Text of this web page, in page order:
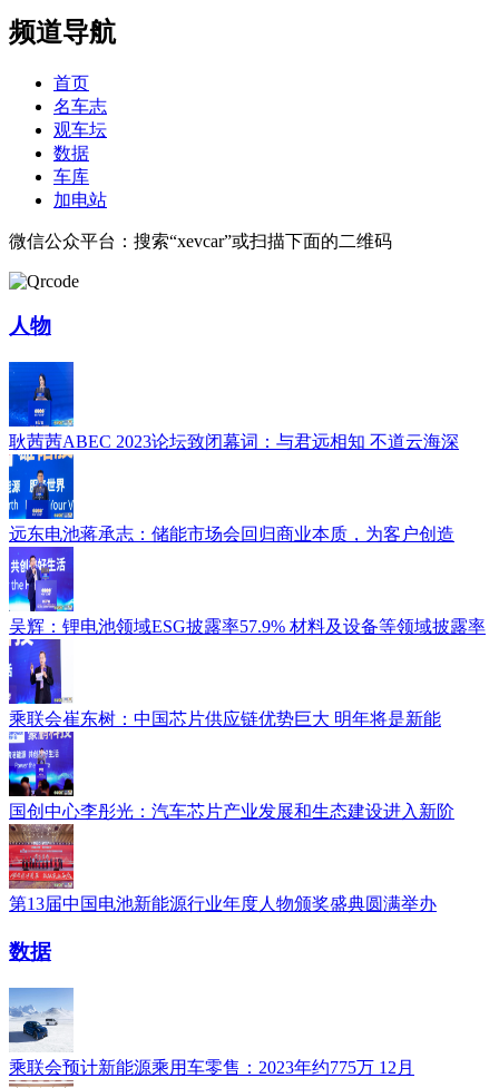
频道导航
首页
名车志
观车坛
数据
车库
加电站
微信公众平台：搜索“xevcar”或扫描下面的二维码
人物
耿茜茜ABEC 2023论坛致闭幕词：与君远相知 不道云海深
远东电池蒋承志：储能市场会回归商业本质，为客户创造
吴辉：锂电池领域ESG披露率57.9% 材料及设备等领域披露率
乘联会崔东树：中国芯片供应链优势巨大 明年将是新能
国创中心李彤光：汽车芯片产业发展和生态建设进入新阶
第13届中国电池新能源行业年度人物颁奖盛典圆满举办
数据
乘联会预计新能源乘用车零售：2023年约775万 12月